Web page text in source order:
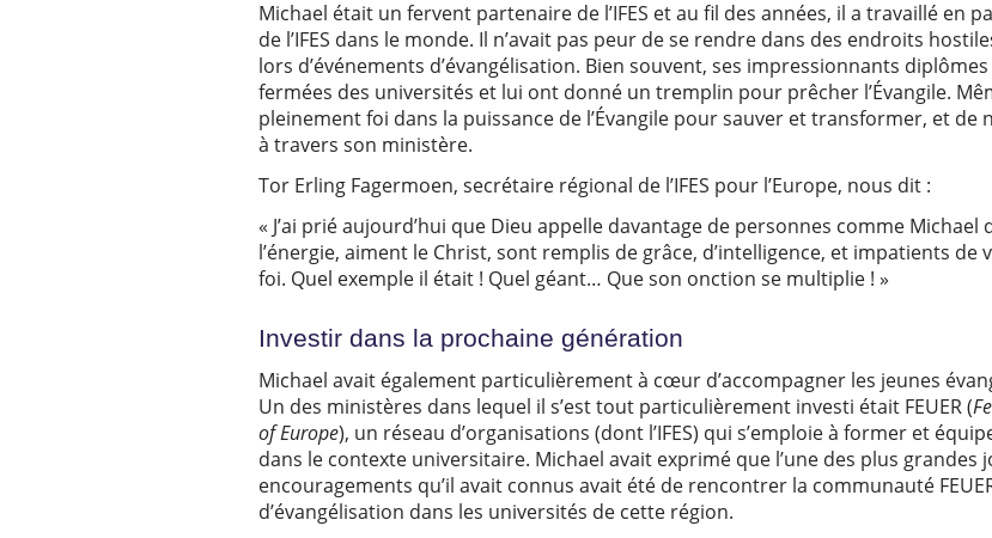
Michael était un fervent partenaire de l’IFES et au fil des années, il a travaillé en
de l’IFES dans le monde. Il n’avait pas peur de se rendre dans des endroits
lors d’événements d’évangélisation. Bien souvent, ses impressionnants
fermées des universités et lui ont donné un tremplin pour prêcher l’Évangile.
pleinement foi dans la puissance de l’Évangile pour sauver et transformer, et
à travers son ministère.
Tor Erling Fagermoen, secrétaire régional de l’IFES pour l’Europe, nous dit :
« J’ai prié aujourd’hui que Dieu appelle davantage de personnes comme
l’énergie, aiment le Christ, sont remplis de grâce, d’intelligence, et impatients
foi. Quel exemple il était ! Quel géant… Que son onction se multiplie ! »
Investir dans la prochaine génération
Michael avait également particulièrement à cœur d’accompagner les jeunes
Un des ministères dans lequel il s’est tout particulièrement investi était FEUER (
of Europe), un réseau d’organisations (dont l’IFES) qui s’emploie à former et
dans le contexte universitaire. Michael avait exprimé que l’une des plus grandes
encouragements qu’il avait connus avait été de rencontrer la communauté
d’évangélisation dans les universités de cette région.